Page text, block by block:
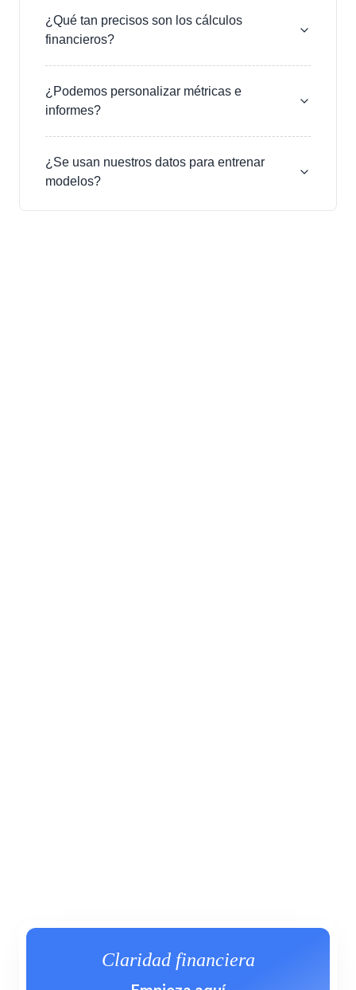
¿Qué tan precisos son los cálculos
financieros?
¿Podemos personalizar métricas e
informes?
¿Se usan nuestros datos para entrenar
modelos?
Claridad financiera